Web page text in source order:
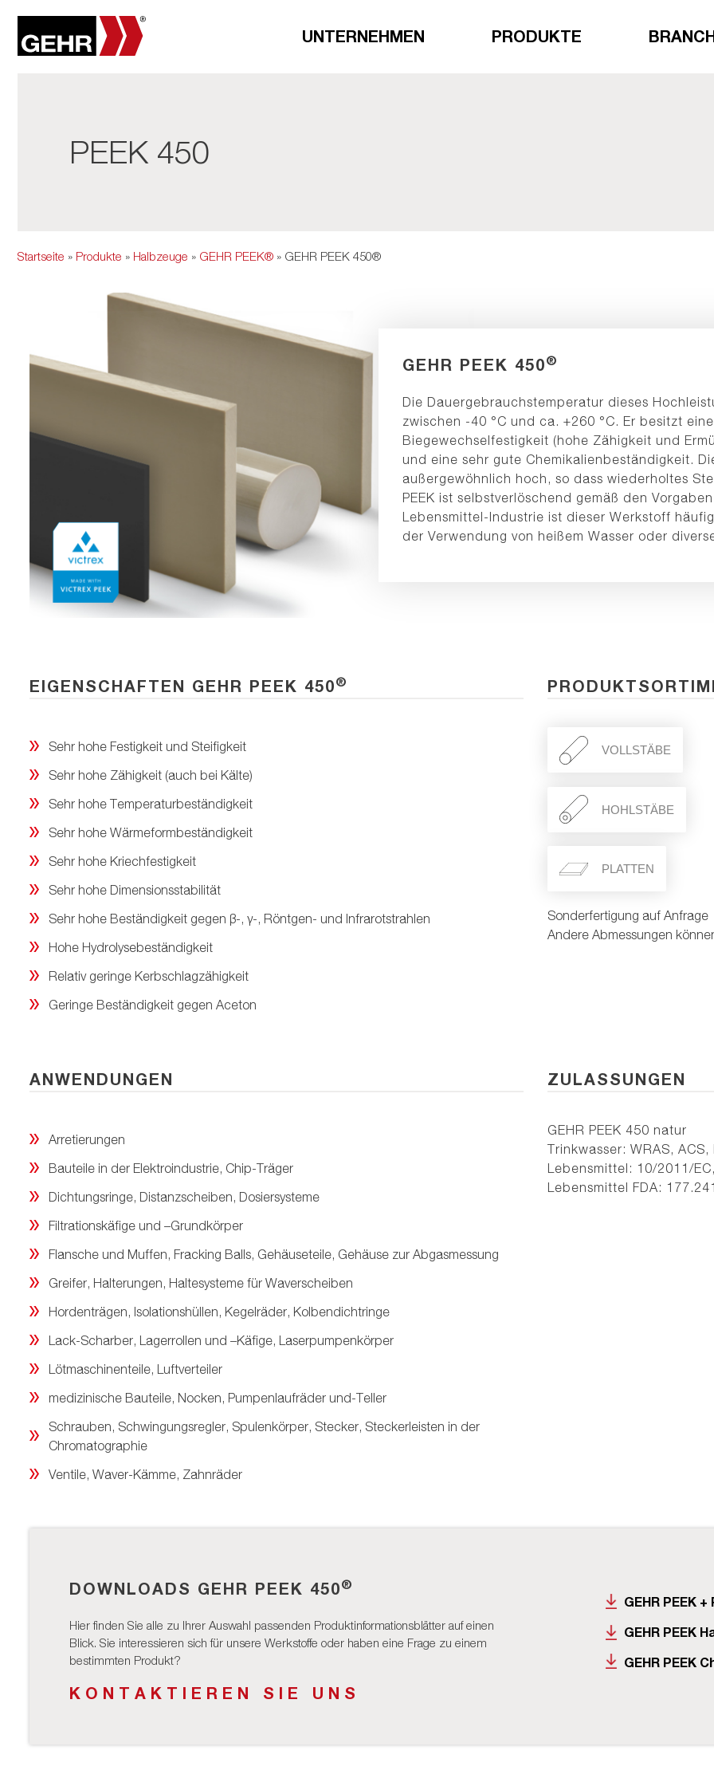
UNTERNEHMEN PRODUKTE
PEEK 450
Startseite » Produkte » Halbzeuge » GEHR PEEK® » GEHR PEEK 450®
GEHR PEEK 450®
Die Dauergebrauchstemperatur dieses
zwischen -40 °C und ca. +260 °C. Er besitzt
Biegewechselfestigkeit (hohe Zähigkeit und
und eine sehr gute Chemikalienbeständigkeit.
außergewöhnlich hoch, so dass wiederholtes
PEEK ist selbstverlöschend gemäß den
Lebensmittel-Industrie ist dieser Werkstoff
der Verwendung von heißem Wasser oder
EIGENSCHAFTEN GEHR PEEK 450®
Sehr hohe Festigkeit und Steifigkeit
Sehr hohe Zähigkeit (auch bei Kälte)
Sehr hohe Temperaturbeständigkeit
Sehr hohe Wärmeformbeständigkeit
Sehr hohe Kriechfestigkeit
Sehr hohe Dimensionsstabilität
Sehr hohe Beständigkeit gegen β-, γ-, Röntgen- und Infrarotstrahlen
Hohe Hydrolysebeständigkeit
Relativ geringe Kerbschlagzähigkeit
Geringe Beständigkeit gegen Aceton
VOLLSTÄBE
HOHLSTÄBE
PLATTEN
Sonderfertigung auf Anfrage
Andere Abmessungen
ANWENDUNGEN ZULASSUNGEN
Arretierungen
Bauteile in der Elektroindustrie, Chip-Träger
Dichtungsringe, Distanzscheiben, Dosiersysteme
Filtrationskäfige und –Grundkörper
Flansche und Muffen, Fracking Balls, Gehäuseteile, Gehäuse zur Abgasmessung
Greifer, Halterungen, Haltesysteme für Waverscheiben
Hordenträgen, Isolationshüllen, Kegelräder, Kolbendichtringe
Lack-Scharber, Lagerrollen und –Käfige, Laserpumpenkörper
Lötmaschinenteile, Luftverteiler
medizinische Bauteile, Nocken, Pumpenlaufräder und-Teller
Schrauben, Schwingungsregler, Spulenkörper, Stecker, Steckerleisten in der
Chromatographie
Ventile, Waver-Kämme, Zahnräder
GEHR PEEK 450 natur
Trinkwasser: WRAS,
Lebensmittel: 10/2011/
Lebensmittel FDA:
DOWNLOADS GEHR PEEK 450®
Hier finden Sie alle zu Ihrer Auswahl passenden Produktinformationsblätter auf einen
Blick. Sie interessieren sich für unsere Werkstoffe oder haben eine Frage zu einem
bestimmten Produkt?
KONTAKTIEREN SIE UNS
GEHR PEEK +
GEHR PEEK
GEHR PEEK